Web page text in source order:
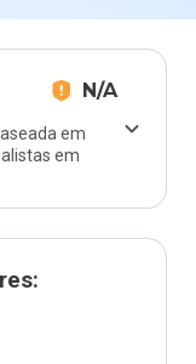
N/A
em
em